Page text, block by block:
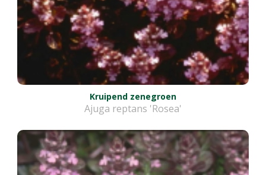
Kruipend zenegroen
Ajuga reptans 'Rosea'